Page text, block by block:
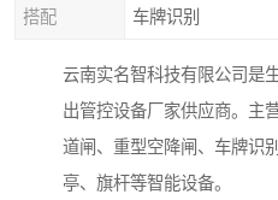
搭配 车牌识别
云南实名智科技有限公司是
出管控设备厂家供应商。主
道闸、重型空降闸、车牌识
亭、旗杆等智能设备。